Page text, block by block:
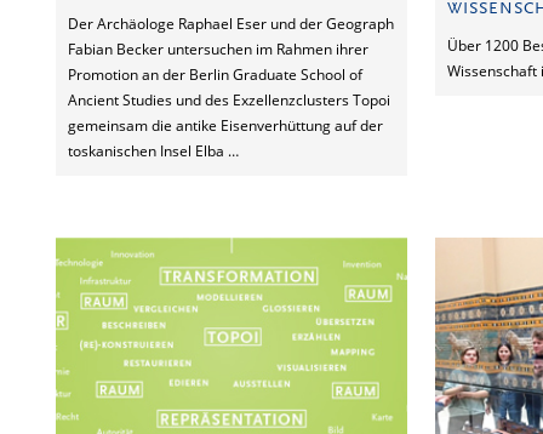
Der Archäologe Raphael Eser und der Geograph
Fabian Becker untersuchen im Rahmen ihrer
Promotion an der Berlin Graduate School of
Ancient Studies und des Exzellenzclusters Topoi
gemeinsam die antike Eisenverhüttung auf der
toskanischen Insel Elba …
Über 1200
Wissenschaft